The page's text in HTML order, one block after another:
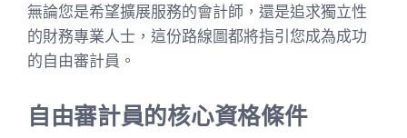
無論您是希望擴展服務的會計師，還是追求獨立性
的財務專業人士，這份路線圖都將指引您成為成功
的自由審計員。
自由審計員的核心資格條件